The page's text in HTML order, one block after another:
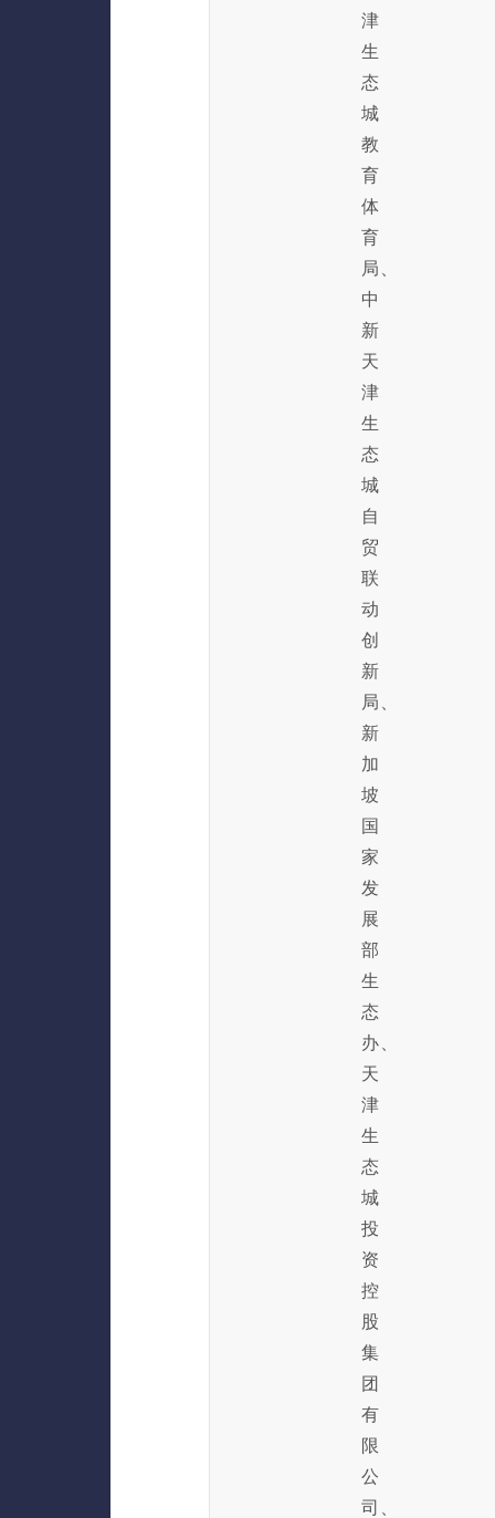
津
生
态
城
教
育
体
育
局、
中
新
天
津
生
态
城
自
贸
联
动
创
新
局、
新
加
坡
国
家
发
展
部
生
态
办、
天
津
生
态
城
投
资
控
股
集
团
有
限
公
司、